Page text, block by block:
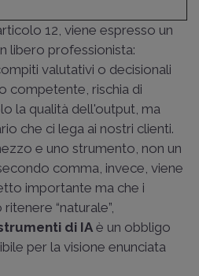
12, viene espresso un
libero professionista:
valutativi o decisionali
competente, rischia di
la qualità dell'output, ma
che ci lega ai nostri clienti.
e uno strumento, non un
comma, invece, viene
importante ma che i
“naturale”,
di IA è un obbligo
per la visione enunciata